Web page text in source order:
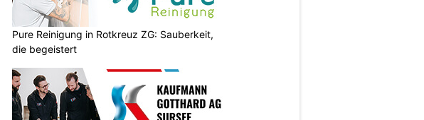
Pure Reinigung in Rotkreuz ZG: Sauberkeit,
die begeistert